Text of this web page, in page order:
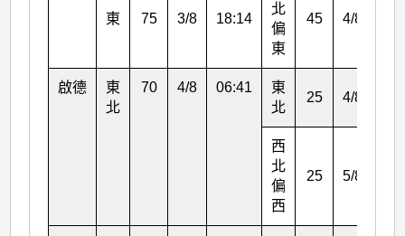
東
75 3/8 18:14
北
偏
東
45 4/8
啟德
東
北
70 4/8 06:41
東
北
25 4/8
西
北
偏
西
25 5/8